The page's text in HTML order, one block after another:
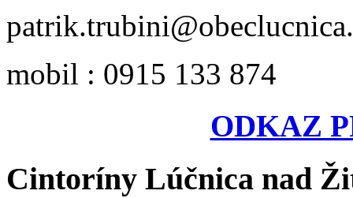
mobil : 0915 133 874
ODKAZ
Cintoríny Lúčnica nad